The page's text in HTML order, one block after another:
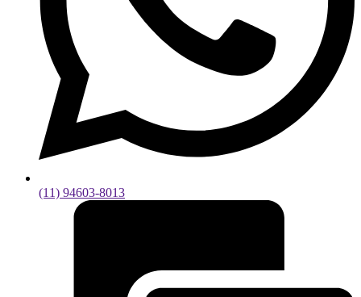
(11) 94603-8013